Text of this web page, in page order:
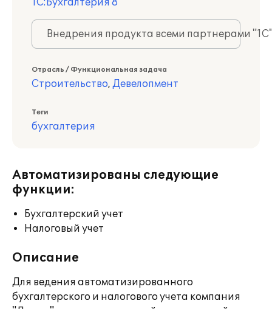
1С:Бухгалтерия 8
Внедрения продукта всеми партнерами
Отрасль / Функциональная задача
Строительство, Девелопмент
Теги
бухгалтерия
Автоматизированы следующие
функции:
Бухгалтерский учет
Налоговый учет
Описание
Для ведения автоматизированного
бухгалтерского и налогового учета компания